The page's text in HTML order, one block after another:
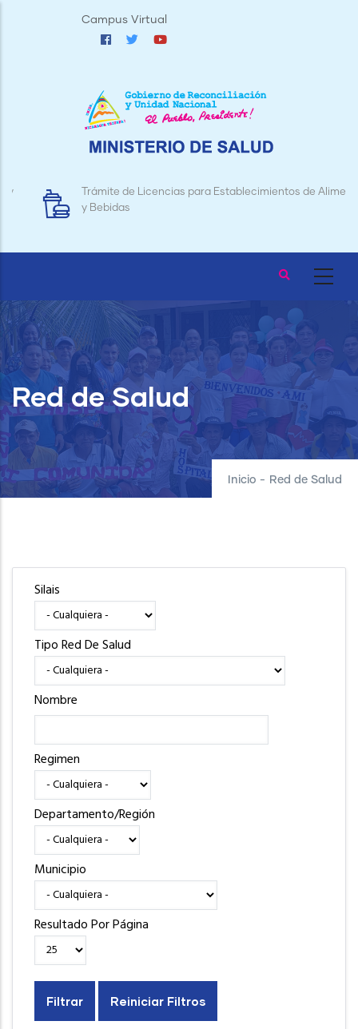
Campus Virtual
Trámite de Licencias para Establecimientos de Alimentos
y Bebidas
Red de Salud
Inicio - Red de Salud
Silais
Tipo Red De Salud
Nombre
Regimen
Departamento/Región
Municipio
Resultado Por Página